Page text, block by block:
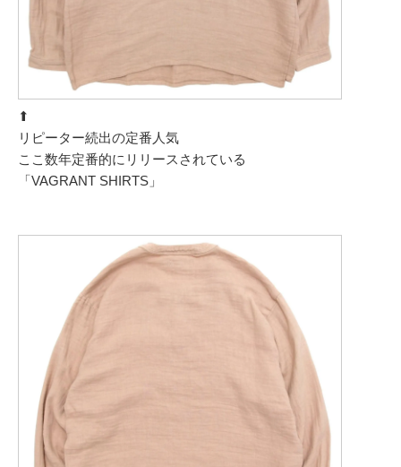
⬆︎
リピーター続出の定番人気
ここ数年定番的にリリースされている
「VAGRANT SHIRTS」